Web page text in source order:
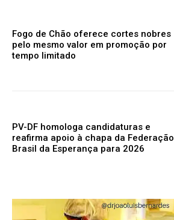
Fogo de Chão oferece cortes nobres
pelo mesmo valor em promoção por
tempo limitado
PV-DF homologa candidaturas e
reafirma apoio à chapa da Federação
Brasil da Esperança para 2026